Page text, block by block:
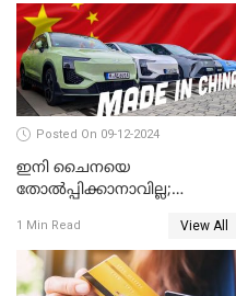
Posted On 09-12-2024
ഇനി ചൈനയെ
തോൽപ്പിക്കാനാവില്ല;
അമേരിക്കയേയും ഞെട്ടിച്ച്
ചൈനീസ് കാറുകൾ
1 Min Read View All